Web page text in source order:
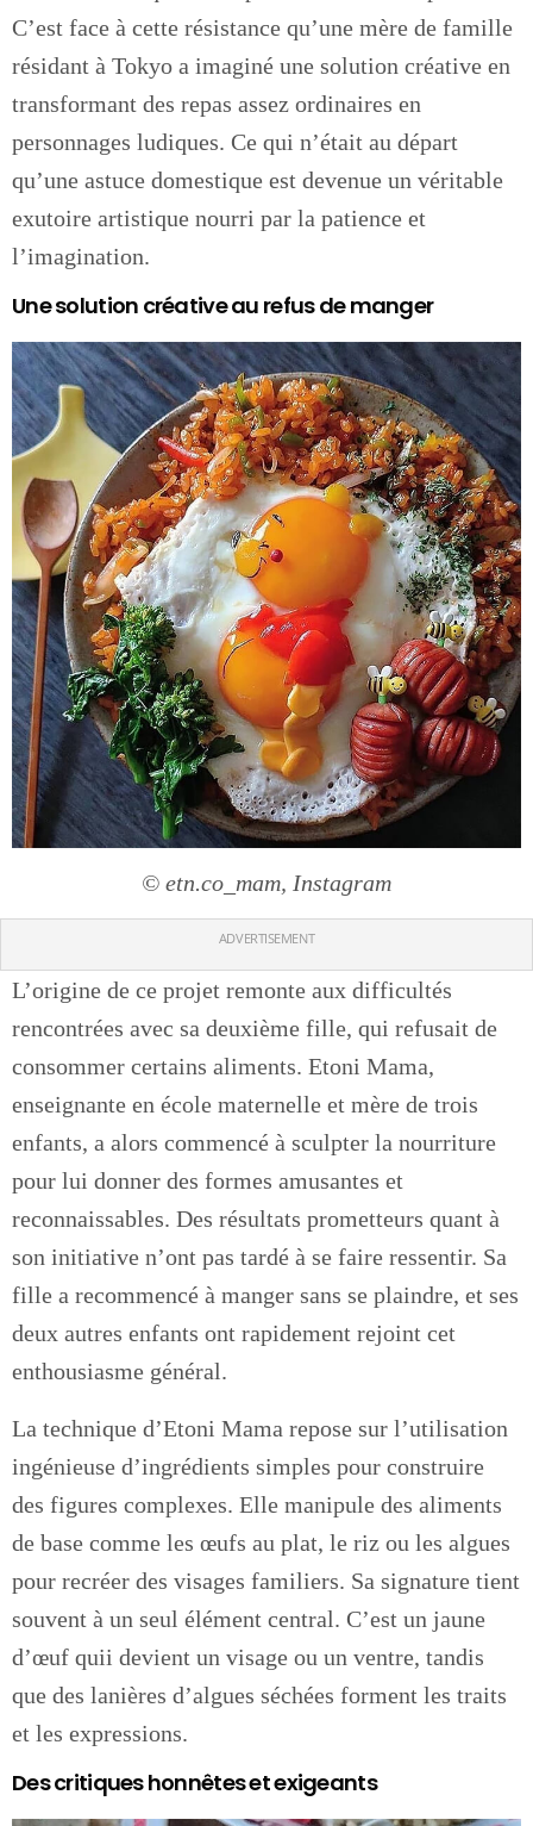
C’est face à cette résistance qu’une mère de famille
résidant à Tokyo a imaginé une solution créative en
transformant des repas assez ordinaires en
personnages ludiques. Ce qui n’était au départ
qu’une astuce domestique est devenue un véritable
exutoire artistique nourri par la patience et
l’imagination.
Une solution créative au refus de manger
© etn.co_mam, Instagram
ADVERTISEMENT
L’origine de ce projet remonte aux difficultés
rencontrées avec sa deuxième fille, qui refusait de
consommer certains aliments. Etoni Mama,
enseignante en école maternelle et mère de trois
enfants, a alors commencé à sculpter la nourriture
pour lui donner des formes amusantes et
reconnaissables. Des résultats prometteurs quant à
son initiative n’ont pas tardé à se faire ressentir. Sa
fille a recommencé à manger sans se plaindre, et ses
deux autres enfants ont rapidement rejoint cet
enthousiasme général.
La technique d’Etoni Mama repose sur l’utilisation
ingénieuse d’ingrédients simples pour construire
des figures complexes. Elle manipule des aliments
de base comme les œufs au plat, le riz ou les algues
pour recréer des visages familiers. Sa signature tient
souvent à un seul élément central. C’est un jaune
d’œuf quii devient un visage ou un ventre, tandis
que des lanières d’algues séchées forment les traits
et les expressions.
Des critiques honnêtes et exigeants